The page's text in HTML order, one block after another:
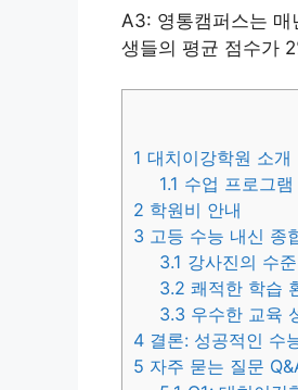
A3: 영통캠퍼스는
생들의 평균 점수가
1 대치이강학원 소개
1.1 수업 프로그램
2 학원비 안내
3 고등 수능 내신 종
3.1 강사진의 수준
3.2 쾌적한 학습
3.3 우수한 교육
4 결론: 성공적인 수
5 자주 묻는 질문